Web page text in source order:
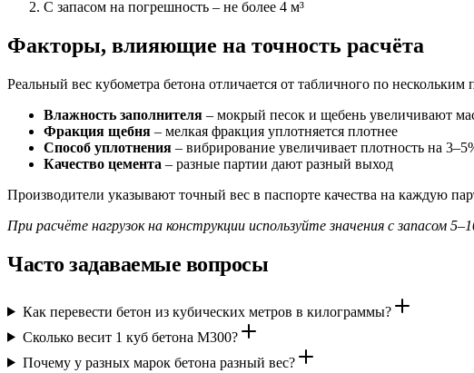
С запасом на погрешность – не более 4 м³
Факторы, влияющие на точность расчёта
Реальный вес кубометра бетона отличается от табличного по нескольким
Влажность заполнителя – мокрый песок и щебень увеличивают
Фракция щебня – мелкая фракция уплотняется плотнее
Способ уплотнения – вибрирование увеличивает плотность на
Качество цемента – разные партии дают разный выход
Производители указывают точный вес в паспорте качества на каждую
При расчёте нагрузок на конструкции используйте значения с
Часто задаваемые вопросы
Как перевести бетон из кубических метров в килограммы?
Сколько весит 1 куб бетона М300?
Почему у разных марок бетона разный вес?